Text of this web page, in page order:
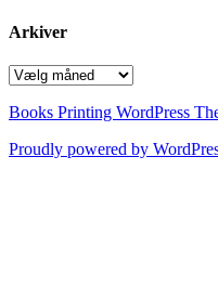
Arkiver
Arkiver
Books Printing WordPress
Proudly powered by